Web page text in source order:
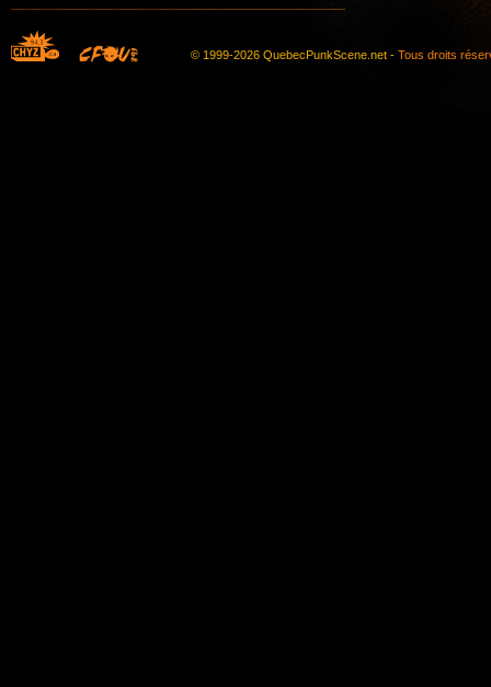
© 1999-2026 QuebecPunkScene.net - Tous droits